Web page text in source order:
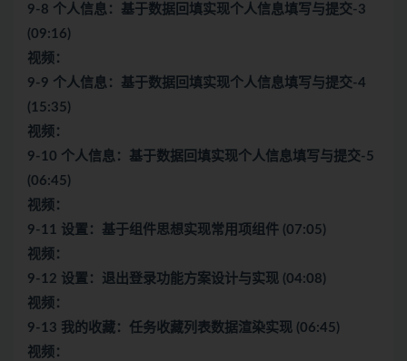
9-8 个人信息：基于数据回填实现个人信息填写与提交-3
(09:16)
视频：
9-9 个人信息：基于数据回填实现个人信息填写与提交-4
(15:35)
视频：
9-10 个人信息：基于数据回填实现个人信息填写与提交-5
(06:45)
视频：
9-11 设置：基于组件思想实现常用项组件 (07:05)
视频：
9-12 设置：退出登录功能方案设计与实现 (04:08)
视频：
9-13 我的收藏：任务收藏列表数据渲染实现 (06:45)
视频：